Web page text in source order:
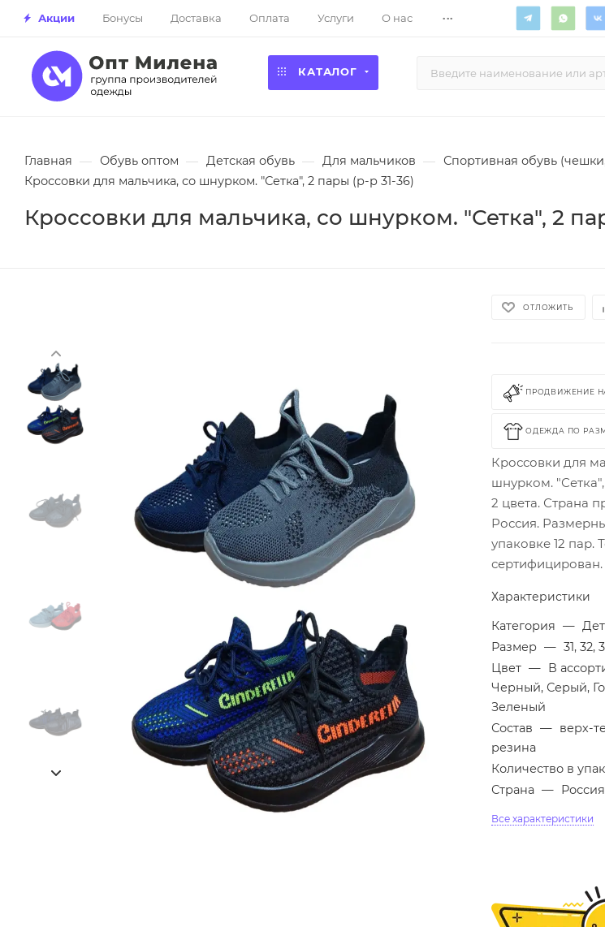
Акции Бонусы Доставка Оплата Услуги О нас ...
КАТАЛОГ
Главная — Обувь оптом — Детская обувь — Для мальчиков — Спортивная обувь
Кроссовки для мальчика, со шнурком. "Сетка", 2 пары (р-р 31-36)
Кроссовки для мальчика, со шнурком. "Сетка", 2
ОТЛОЖИТЬ
ПРОДВИЖЕНИЕ
ОДЕЖДА ПО
Кроссовки для
шнурком.
2 цвета. Страна
Россия.
упаковке 12 пар.
сертифицирован.
Характеристики
Категория —
Размер — 31, 32,
Цвет — В
Черный, Серый,
Зеленый
Состав — верх-
резина
Количество в
Страна — Россия
Все характеристики